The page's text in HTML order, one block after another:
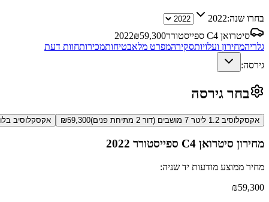
בחרו שנה:2022
סיטרואן C4 ספייסטורר
2022₪59,300
גלריהמחירון ועלויותסקירהמפרט מלאבטיחותמכירותחוות דעת
גירסה:
בחר גירסה
אקסקלוסיב 1.2 ליטר 7 מושבים (דור 2 מתיחת פנים) ₪59,300 אקסקלוסיב בלו Hdi דיזל 1.5 ליטר 7 מושבים (דור 2 מתיחת פנים)
מחירון סיטרואן C4 ספייסטורר 2022
מחיר ממוצע מודעות יד שניה:
₪59,300